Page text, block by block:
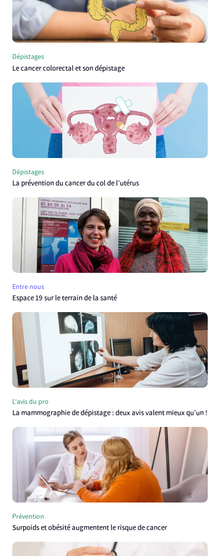
Dépistages
Le cancer colorectal et son dépistage
Dépistages
La prévention du cancer du col de l’utérus
Entre nous
Espace 19 sur le terrain de la santé
L'avis du pro
La mammographie de dépistage : deux avis valent mieux qu’un !
Prévention
Surpoids et obésité augmentent le risque de cancer